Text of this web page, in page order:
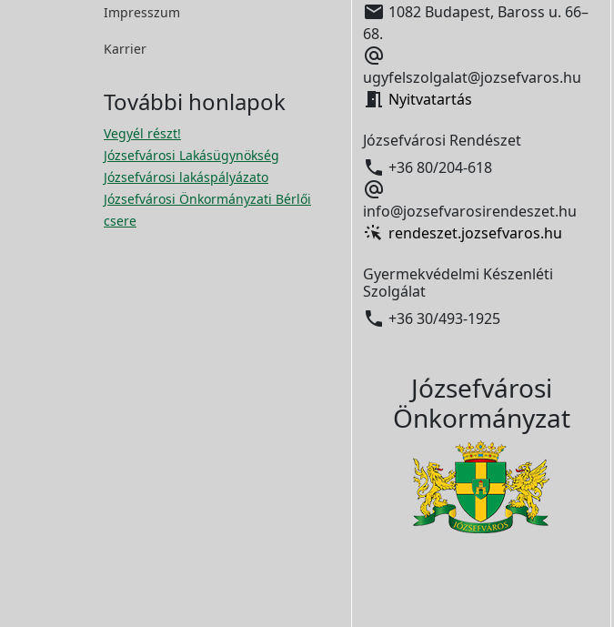
Impresszum
Karrier
További honlapok
Vegyél részt!
Józsefvárosi Lakásügynökség
Józsefvárosi lakáspályázato
Józsefvárosi Önkormányzati Bérlői
csere
 1082 Budapest, Baross u. 66–
68.

ugyfelszolgalat@jozsefvaros.hu
 Nyitvatartás
Józsefvárosi Rendészet
 +36 80/204-618

info@jozsefvarosirendeszet.hu
rendeszet.jozsefvaros.hu
Gyermekvédelmi Készenléti
Szolgálat
 +36 30/493-1925
Józsefvárosi
Önkormányzat